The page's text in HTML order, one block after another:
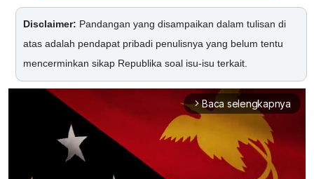
Disclaimer: Pandangan yang disampaikan dalam tulisan di
atas adalah pendapat pribadi penulisnya yang belum tentu
mencerminkan sikap Republika soal isu-isu terkait.
arrow_forward_ios Baca selengkapnya